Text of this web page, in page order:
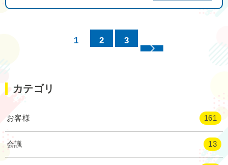
1 2 3
カテゴリ
お客様 161
会議 13